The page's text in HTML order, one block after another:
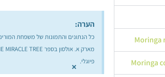
הערה:
כל הנתונים והתמונות של משפחת
פיוגלי. ×